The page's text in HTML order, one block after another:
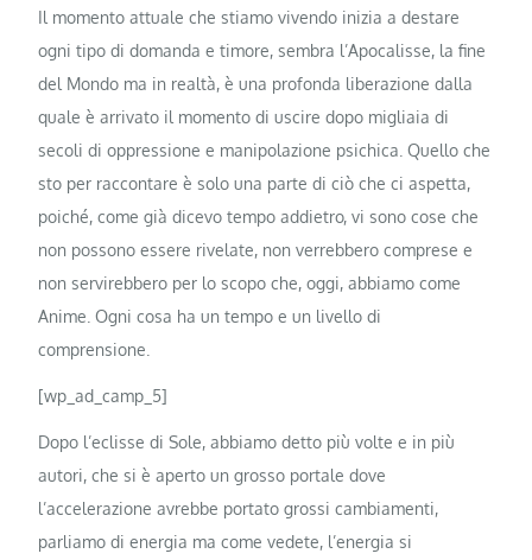
Il momento attuale che stiamo vivendo inizia a destare
ogni tipo di domanda e timore, sembra l’Apocalisse, la fine
del Mondo ma in realtà, è una profonda liberazione dalla
quale è arrivato il momento di uscire dopo migliaia di
secoli di oppressione e manipolazione psichica. Quello che
sto per raccontare è solo una parte di ciò che ci aspetta,
poiché, come già dicevo tempo addietro, vi sono cose che
non possono essere rivelate, non verrebbero comprese e
non servirebbero per lo scopo che, oggi, abbiamo come
Anime. Ogni cosa ha un tempo e un livello di
comprensione.
[wp_ad_camp_5]
Dopo l’eclisse di Sole, abbiamo detto più volte e in più
autori, che si è aperto un grosso portale dove
l’accelerazione avrebbe portato grossi cambiamenti,
parliamo di energia ma come vedete, l’energia si